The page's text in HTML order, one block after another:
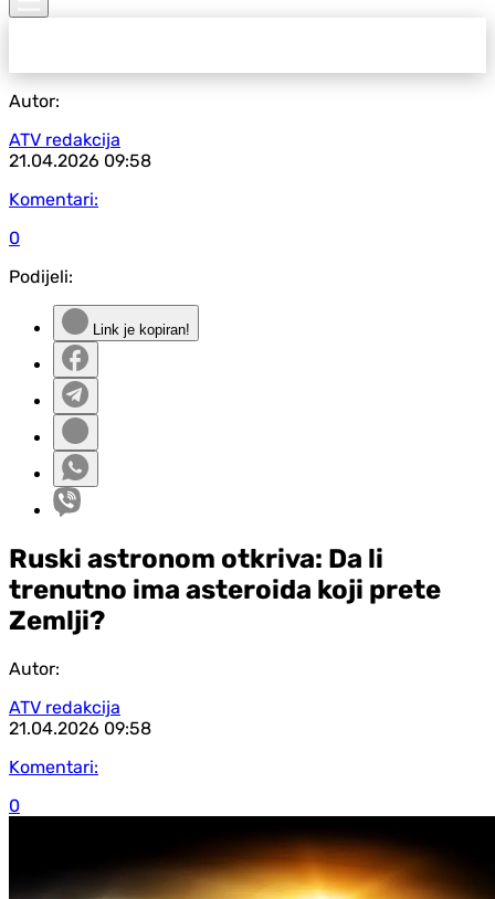
Autor:
ATV redakcija
21.04.2026 09:58
Komentari:
0
Podijeli:
Link je kopiran!
Ruski astronom otkriva: Da li
trenutno ima asteroida koji prete
Zemlji?
Autor:
ATV redakcija
21.04.2026 09:58
Komentari:
0